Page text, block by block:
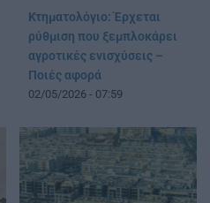
Κτηματολόγιο: Έρχεται
ρύθμιση που ξεμπλοκάρει
αγροτικές ενισχύσεις –
Ποιές αφορά
02/05/2026 - 07:59